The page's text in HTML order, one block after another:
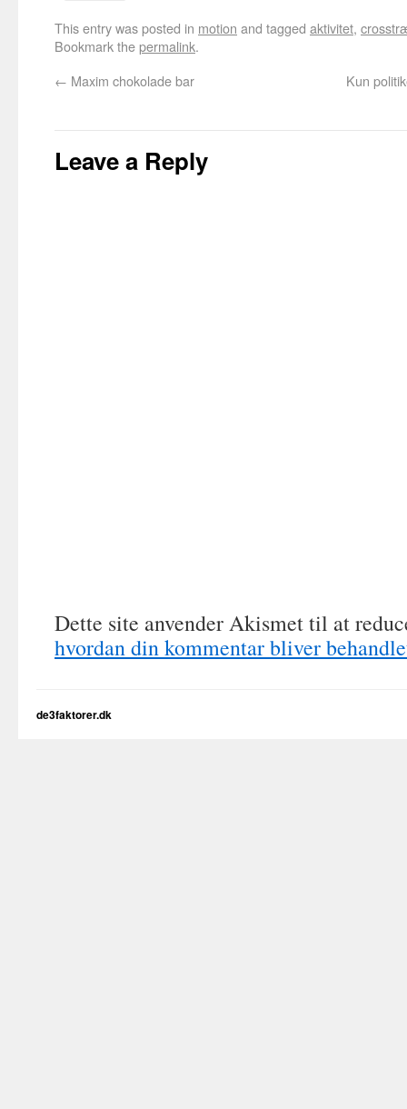
This entry was posted in motion and tagged aktivitet,
Bookmark thepermalink.
← Maxim chokolade bar Kun
Leave a Reply
Dette site anvender Akismet til at
hvordan din kommentar bliver
de3faktorer.dk